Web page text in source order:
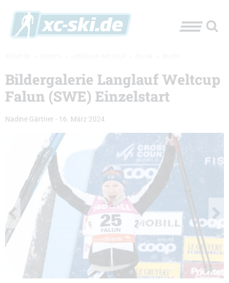
Bildergalerie Langlauf Weltcup
Falun (SWE) Einzelstart
Nadine Gärtner - 16. März 2024